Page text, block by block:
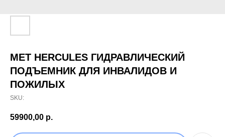
MET HERCULES ГИДРАВЛИЧЕСКИЙ
ПОДЪЕМНИК ДЛЯ ИНВАЛИДОВ И
ПОЖИЛЫХ
SKU:
59900,00 р.